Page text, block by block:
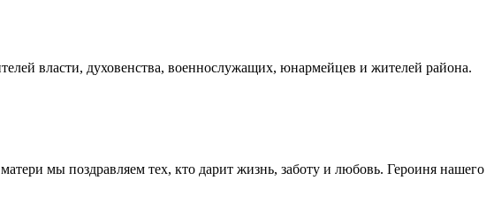
власти, духовенства, военнослужащих, юнармейцев и жителей района.
мы поздравляем тех, кто дарит жизнь, заботу и любовь. Героиня нашего